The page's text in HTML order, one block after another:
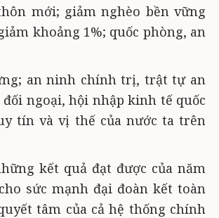
mới; giảm nghèo bền vững
khoảng 1%; quốc phòng, an
an ninh chính trị, trật tự an
ngoại, hội nhập kinh tế quốc
tín và vị thế của nước ta trên
kết quả đạt được của năm
sức mạnh đại đoàn kết toàn
tâm của cả hệ thống chính